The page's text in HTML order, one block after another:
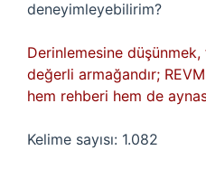
deneyimleyebilirim?
Derinlemesine
değerli armağandır;
hem rehberi hem de
Kelime sayısı: 1.082